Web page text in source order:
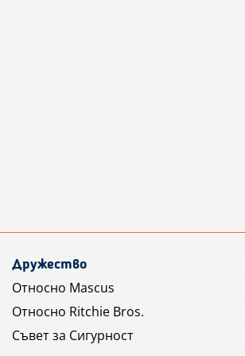
Дружество
Относно Mascus
Относно Ritchie Bros.
Съвет за Сигурност